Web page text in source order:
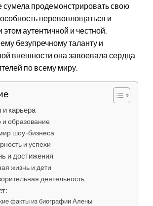
сумела продемонстрировать свою
перевоплощаться и
этом аутентичной и честной.
безупречному таланту и
внешности она завоевала сердца
по всему миру.
и карьера
и образование
шоу-бизнеса
и успехи
и достижения
жизнь и дети
деятельность
факты из биографии Алены